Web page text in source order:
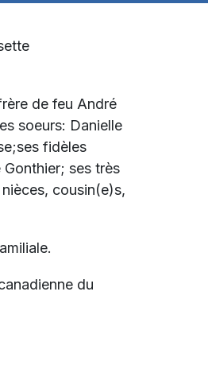
de feu André
soeurs: Danielle
fidèles
ses très
cousin(e)s,
du